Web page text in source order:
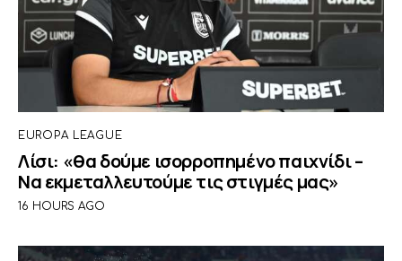
EUROPA LEAGUE
Λίσι: «θα δούμε ισορροπημένο παιχνίδι –
Να εκμεταλλευτούμε τις στιγμές μας»
16 HOURS AGO